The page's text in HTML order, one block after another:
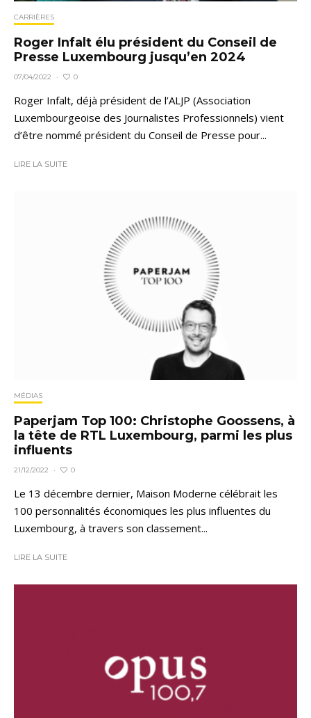
CARRIÈRES
Roger Infalt élu président du Conseil de
Presse Luxembourg jusqu’en 2024
07/04/2022 · 0
Roger Infalt, déjà président de l’ALJP (Association
Luxembourgeoise des Journalistes Professionnels) vient
d’être nommé président du Conseil de Presse pour...
LIRE LA SUITE
MÉDIAS
Paperjam Top 100: Christophe Goossens, à
la tête de RTL Luxembourg, parmi les plus
influents
21/12/2022 · 0
Le 13 décembre dernier, Maison Moderne célébrait les
100 personnalités économiques les plus influentes du
Luxembourg, à travers son classement...
LIRE LA SUITE